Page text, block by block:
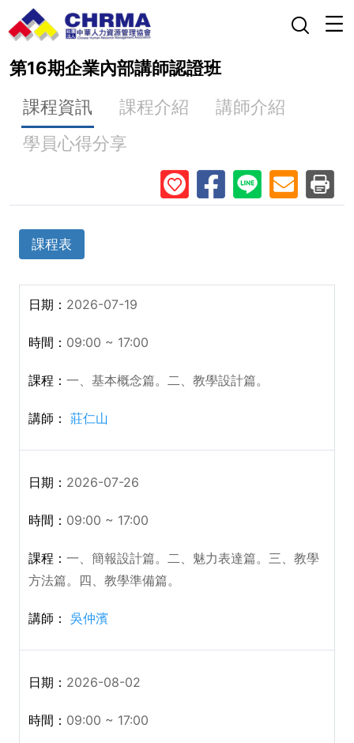
第16期企業內部講師認證班
課程資訊
課程介紹
講師介紹
學員心得分享
課程表
2026-07-19
09:00 ~ 17:00
一、基本概念篇。二、教學設計篇。
莊仁山
2026-07-26
09:00 ~ 17:00
一、簡報設計篇。二、魅力表達篇。三、教學
方法篇。四、教學準備篇。
吳仲濱
2026-08-02
09:00 ~ 17:00